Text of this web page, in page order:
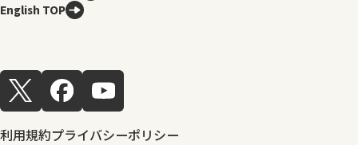
English TOP
利用規約プライバシーポリシー